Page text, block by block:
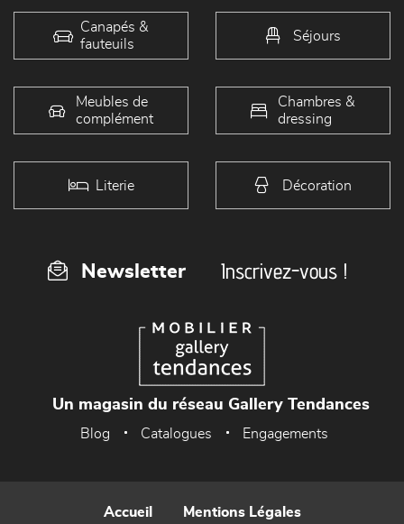
Canapés &
fauteuils
Séjours
Meubles de
complément
Chambres &
dressing
Literie Décoration
Newsletter Inscrivez-vous !
Un magasin du réseau Gallery Tendances
Blog Catalogues Engagements
Accueil Mentions Légales